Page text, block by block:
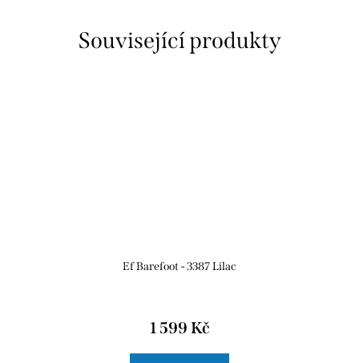
Související produkty
Ef Barefoot - 3387 Lilac
1 599 Kč